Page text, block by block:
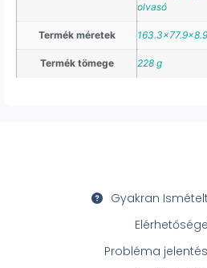
olvasó
Termék méretek
Termék tömege 228 g
Gyakran
Probléma